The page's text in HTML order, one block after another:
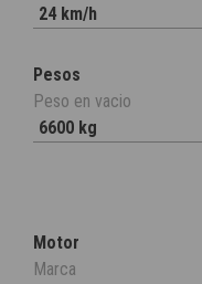
24 km/h
Pesos
Peso en vacio
6600 kg
Motor
Marca